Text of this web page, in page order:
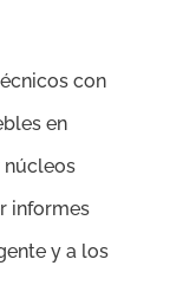
con
en
núcleos
informes
y a los